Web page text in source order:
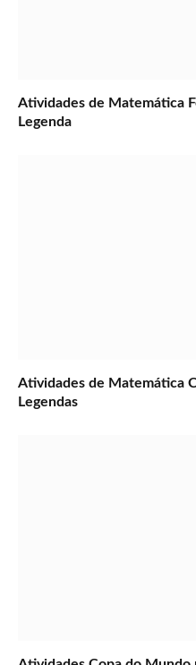
Atividades de Matemática
Legenda
Atividades de Matemática
Legendas